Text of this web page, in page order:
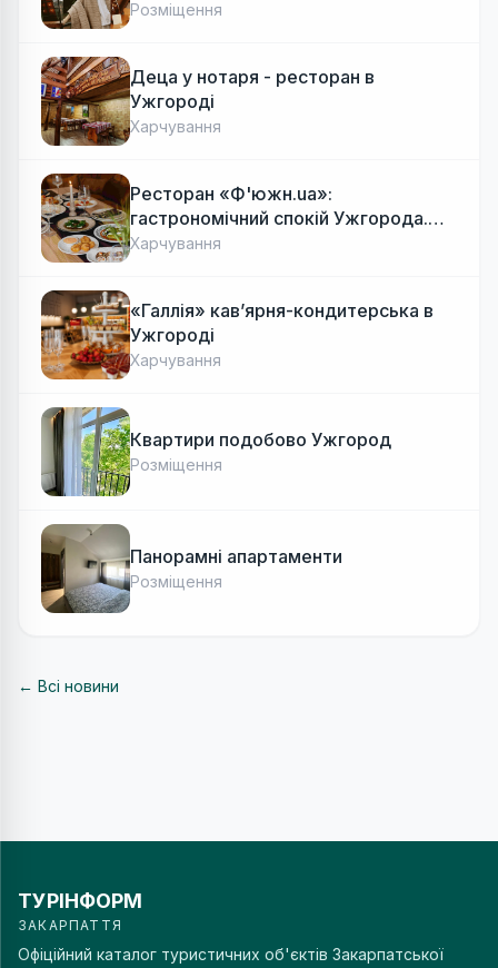
Розміщення
Деца у нотаря - ресторан в
Ужгороді
Харчування
Ресторан «Ф'южн.ua»:
гастрономічний спокій Ужгорода.
Авторська локальна кухня, затишок
Харчування
«Галлія» кав’ярня-кондитерська в
Ужгороді
Харчування
Квартири подобово Ужгород
Розміщення
Панорамні апартаменти
Розміщення
← Всі новини
ТУРІНФОРМ
ЗАКАРПАТТЯ
Офіційний каталог туристичних об'єктів Закарпатської